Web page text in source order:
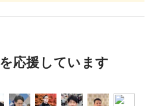
応援しています